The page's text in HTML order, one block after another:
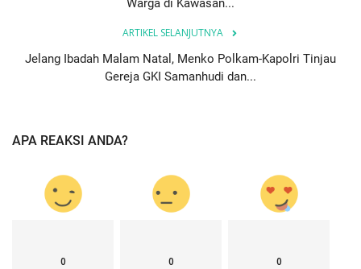
Warga di Kawasan...
ARTIKEL SELANJUTNYA
Jelang Ibadah Malam Natal, Menko Polkam-Kapolri Tinjau
Gereja GKI Samanhudi dan...
APA REAKSI ANDA?
0 0 0